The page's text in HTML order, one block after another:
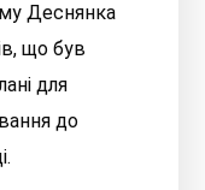
Деснянка
що був
для
до